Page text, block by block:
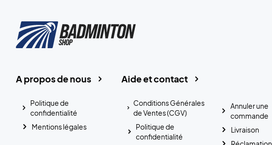
Aide et contact
Conditions Générales
de Ventes (CGV)
Politique de
confidentialité
Annuler une
commande
Livraison
A propos de nous
Politique de
confidentialité
Mentions légales